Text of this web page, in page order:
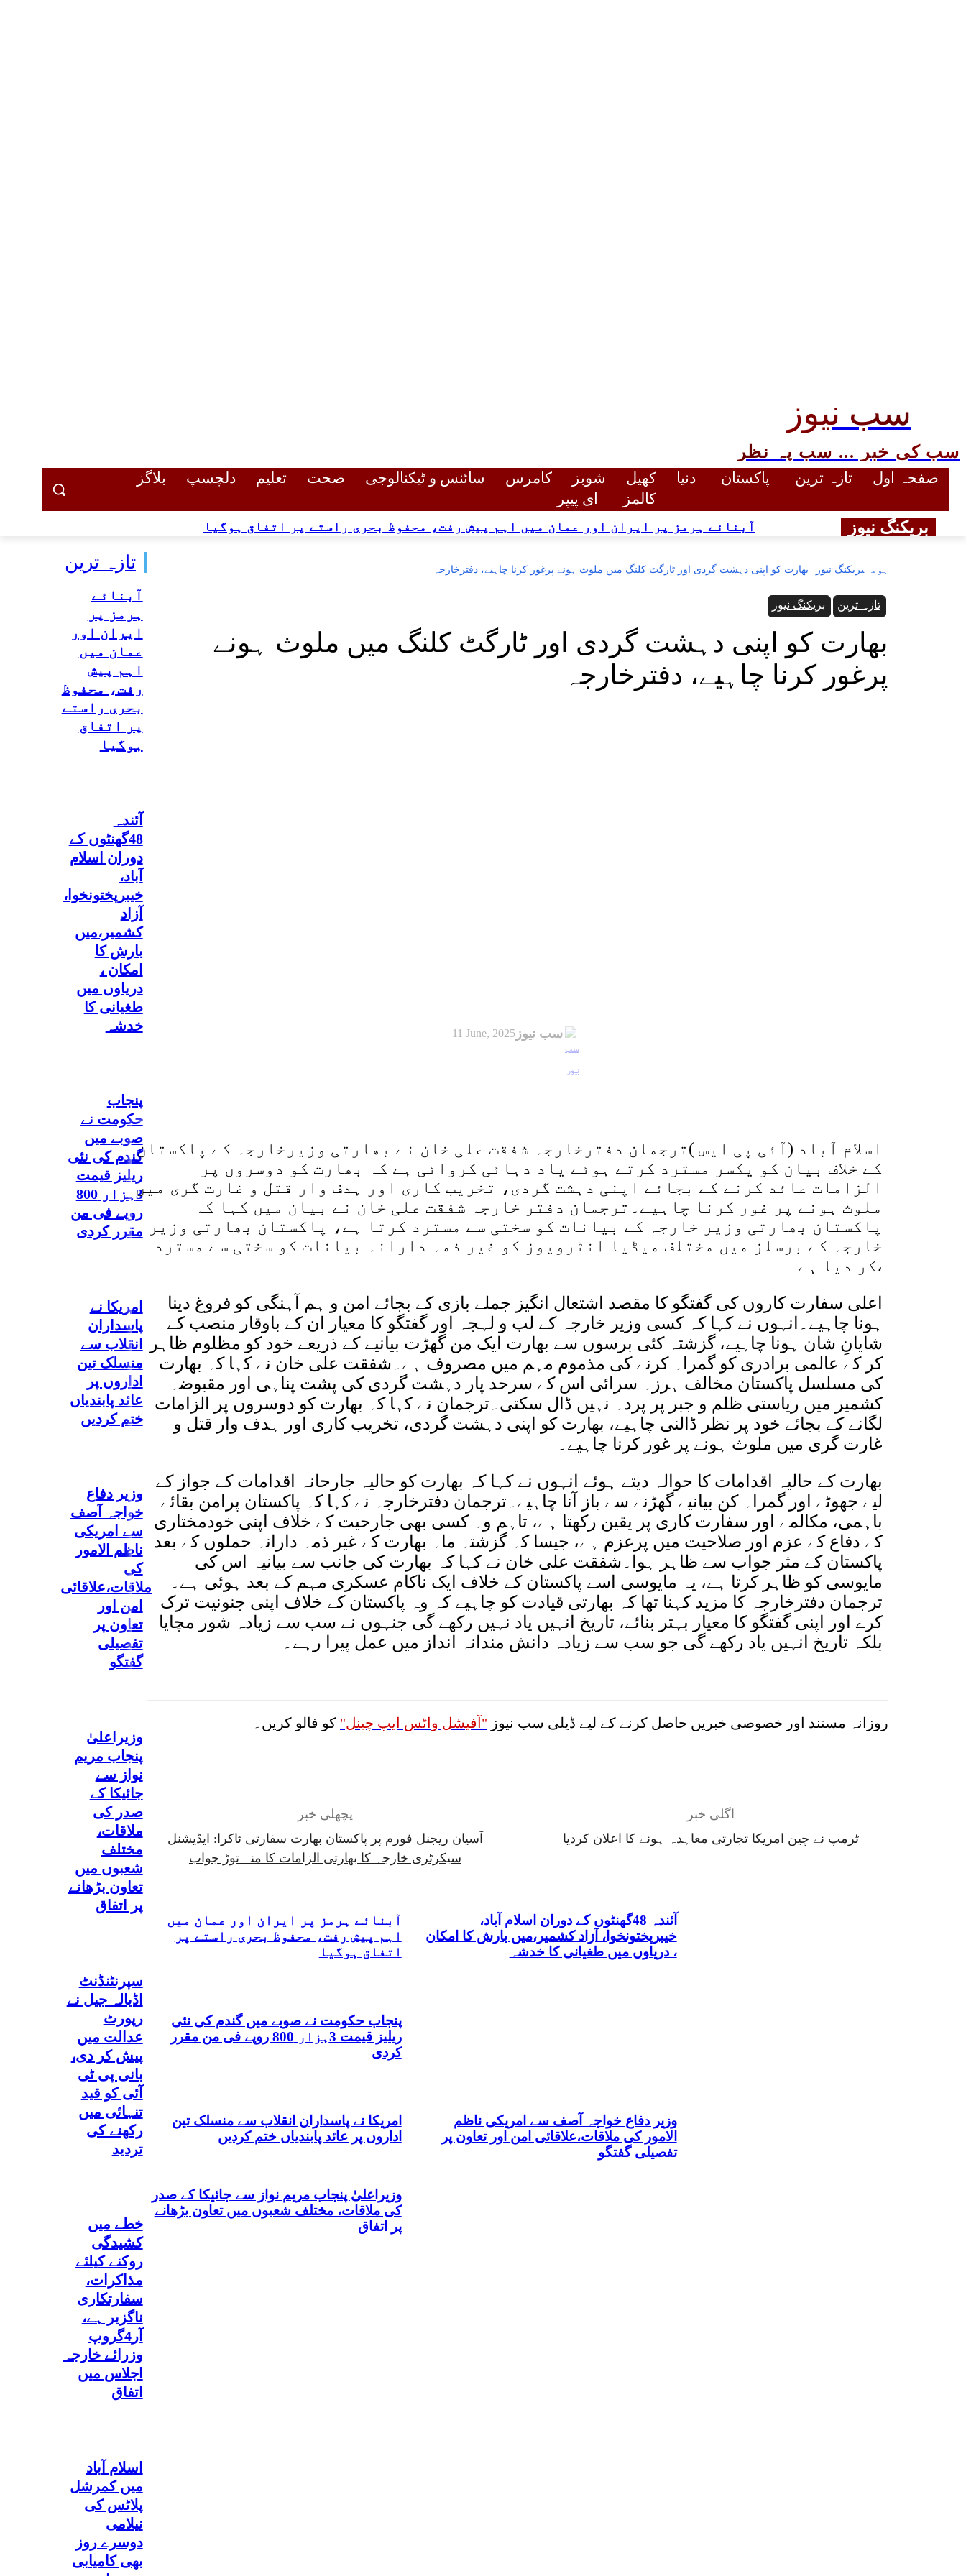
سب نیوز
سب کی خبر ... سب پہ نظر
صفحہ اول تازہ ترین پاکستان دنیا کھیل شوبز کامرس سائنس و ٹیکنالوجی صحت تعلیم دلچسپ
بلاگز
کالمز
ای پیپر
بریکنگ نیوز آبنائے ہرمز پر ایران اور عمان میں اہم پیش رفت، محفوظ بحری راستے پر اتفاق ہوگیا
تازہ ترین
آبنائے
ہرمز پر
ایران اور
عمان میں
اہم پیش
رفت، محفوظ
بحری راستے
پر اتفاق
ہوگیا
آئندہ
48گھنٹوں کے
دوران اسلام
آباد،
خیبرپختونخوا،
آزاد
کشمیر،میں
بارش کا
امکان ،
دریاوں میں
طغیانی کا
خدشہ
پنجاب
حکومت نے
صوبے میں
گندم کی نئی
ریلیز قیمت
3ہزار 800
روپے فی من
مقرر کردی
امریکا نے
پاسداران
انقلاب سے
منسلک تین
اداروں پر
عائد پابندیاں
ختم کردیں
وزیر دفاع
خواجہ آصف
سے امریکی
ناظم الامور
کی
ملاقات،علاقائی
امن اور
تعاون پر
تفصیلی
گفتگو
وزیراعلیٰ
پنجاب مریم
نواز سے
جائیکا کے
صدر کی
ملاقات،
مختلف
شعبوں میں
تعاون بڑھانے
پر اتفاق
سپرنٹنڈنٹ
اڈیالہ جیل نے
رپورٹ
عدالت میں
پیش کر دی،
بانی پی ٹی
آئی کو قید
تنہائی میں
رکھنے کی
تردید
خطے میں
کشیدگی
روکنے کیلئے
مذاکرات،
سفارتکاری
ناگزیر ہے،
آر4گروپ
وزرائے خارجہ
اجلاس میں
اتفاق
اسلام آباد
میں کمرشل
پلاٹس کی
نیلامی
دوسرے روز
بھی کامیابی
ہوم بریکنگ نیوز بھارت کو اپنی دہشت گردی اور ٹارگٹ کلنگ میں ملوث ہونے پرغور کرنا چاہیے، دفترخارجہ
بریکنگ نیوز تازہ ترین
بھارت کو اپنی دہشت گردی اور ٹارگٹ کلنگ میں ملوث ہونے
پرغور کرنا چاہیے، دفترخارجہ
11 June, 2025 سب نیوز
اسلام آباد (آئی پی ایس )ترجمان دفترخارجہ شفقت علی خان نے بھارتی وزیرخارجہ کے پاکستان
کے خلاف بیان کو یکسر مسترد کرتے ہوئے یاد دہائی کروائی ہے کہ بھارت کو دوسروں پر
الزامات عائد کرنے کے بجائے اپنی دہشت گردی، تخریب کاری اور ہدف وار قتل و غارت گری میں
ملوث ہونے پر غور کرنا چاہیے۔ترجمان دفتر خارجہ شفقت علی خان نے بیان میں کہا کہ
پاکستان بھارتی وزیر خارجہ کے بیانات کو سختی سے مسترد کرتا ہے، پاکستان بھارتی وزیر
خارجہ کے برسلز میں مختلف میڈیا انٹرویوز کو غیر ذمہ دارانہ بیانات کو سختی سے مسترد
کر دیا ہے،
اعلی سفارت کاروں کی گفتگو کا مقصد اشتعال انگیز جملے بازی کے بجائے امن و ہم آہنگی کو فروغ دینا
ہونا چاہیے۔انہوں نے کہا کہ کسی وزیر خارجہ کے لب و لہجہ اور گفتگو کا معیار ان کے باوقار منصب کے
شایانِ شان ہونا چاہیے، گزشتہ کئی برسوں سے بھارت ایک من گھڑت بیانیے کے ذریعے خود کو مظلوم ظاہر
کر کے عالمی برادری کو گمراہ کرنے کی مذموم مہم میں مصروف ہے۔شفقت علی خان نے کہا کہ بھارت
کی مسلسل پاکستان مخالف ہرزہ سرائی اس کے سرحد پار دہشت گردی کی پشت پناہی اور مقبوضہ
کشمیر میں ریاستی ظلم و جبر پر پردہ نہیں ڈال سکتی۔ترجمان نے کہا کہ بھارت کو دوسروں پر الزامات
لگانے کے بجائے خود پر نظر ڈالنی چاہیے، بھارت کو اپنی دہشت گردی، تخریب کاری اور ہدف وار قتل و
غارت گری میں ملوث ہونے پر غور کرنا چاہیے۔
بھارت کے حالیہ اقدامات کا حوالہ دیتے ہوئے انہوں نے کہا کہ بھارت کو حالیہ جارحانہ اقدامات کے جواز کے
لیے جھوٹے اور گمراہ کن بیانیے گھڑنے سے باز آنا چاہیے۔ترجمان دفترخارجہ نے کہا کہ پاکستان پرامن بقائے
باہمی، مکالمے اور سفارت کاری پر یقین رکھتا ہے، تاہم وہ کسی بھی جارحیت کے خلاف اپنی خودمختاری
کے دفاع کے عزم اور صلاحیت میں پرعزم ہے، جیسا کہ گزشتہ ماہ بھارت کے غیر ذمہ دارانہ حملوں کے بعد
پاکستان کے مثر جواب سے ظاہر ہوا۔شفقت علی خان نے کہا کہ بھارت کی جانب سے بیانیہ اس کی
مایوسی کو ظاہر کرتا ہے، یہ مایوسی اسے پاکستان کے خلاف ایک ناکام عسکری مہم کے بعد ہوئی ہے۔
ترجمان دفترخارجہ کا مزید کہنا تھا کہ بھارتی قیادت کو چاہیے کہ وہ پاکستان کے خلاف اپنی جنونیت ترک
کرے اور اپنی گفتگو کا معیار بہتر بنائے، تاریخ انہیں یاد نہیں رکھے گی جنہوں نے سب سے زیادہ شور مچایا
بلکہ تاریخ انہیں یاد رکھے گی جو سب سے زیادہ دانش مندانہ انداز میں عمل پیرا رہے۔
روزانہ مستند اور خصوصی خبریں حاصل کرنے کے لیے ڈیلی سب نیوز "آفیشل واٹس ایپ چینل" کو فالو کریں۔
پچھلی خبر
آسیان ریجنل فورم پر پاکستان بھارت سفارتی ٹاکرا: ایڈیشنل
سیکرٹری خارجہ کا بھارتی الزامات کا منہ توڑ جواب
اگلی خبر
ٹرمپ نے چین امریکا تجارتی معاہدہ ہونے کا اعلان کردیا
آبنائے ہرمز پر ایران اور عمان میں
اہم پیش رفت، محفوظ بحری راستے پر
اتفاق ہوگیا
آئندہ 48گھنٹوں کے دوران اسلام آباد،
خیبرپختونخوا، آزاد کشمیر،میں بارش کا امکان
، دریاوں میں طغیانی کا خدشہ
پنجاب حکومت نے صوبے میں گندم کی نئی
ریلیز قیمت 3ہزار 800 روپے فی من مقرر
کردی
امریکا نے پاسداران انقلاب سے منسلک تین
اداروں پر عائد پابندیاں ختم کردیں
وزیر دفاع خواجہ آصف سے امریکی ناظم
الامور کی ملاقات،علاقائی امن اور تعاون پر
تفصیلی گفتگو
وزیراعلیٰ پنجاب مریم نواز سے جائیکا کے صدر
کی ملاقات، مختلف شعبوں میں تعاون بڑھانے
پر اتفاق